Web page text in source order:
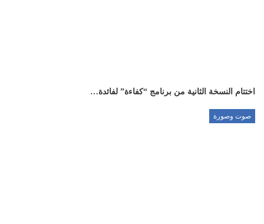
اختتام النسخة الثانية من برنامج “كفاءة” لفائدة…
صوت وصورة